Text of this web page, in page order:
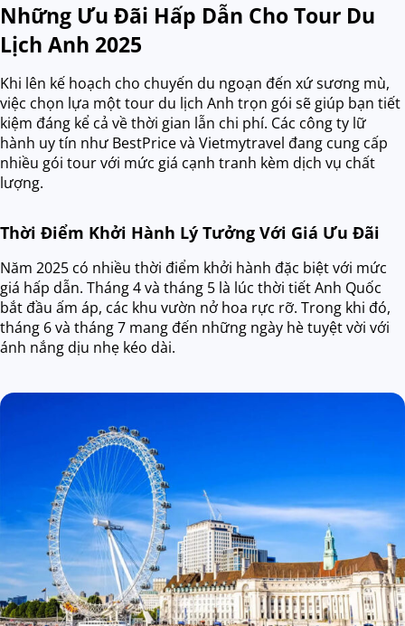
Những Ưu Đãi Hấp Dẫn Cho Tour Du
Lịch Anh 2025
Khi lên kế hoạch cho chuyến du ngoạn đến xứ sương mù,
việc chọn lựa một tour du lịch Anh trọn gói sẽ giúp bạn tiết
kiệm đáng kể cả về thời gian lẫn chi phí. Các công ty lữ
hành uy tín như BestPrice và Vietmytravel đang cung cấp
nhiều gói tour với mức giá cạnh tranh kèm dịch vụ chất
lượng.
Thời Điểm Khởi Hành Lý Tưởng Với Giá Ưu Đãi
Năm 2025 có nhiều thời điểm khởi hành đặc biệt với mức
giá hấp dẫn. Tháng 4 và tháng 5 là lúc thời tiết Anh Quốc
bắt đầu ấm áp, các khu vườn nở hoa rực rỡ. Trong khi đó,
tháng 6 và tháng 7 mang đến những ngày hè tuyệt vời với
ánh nắng dịu nhẹ kéo dài.